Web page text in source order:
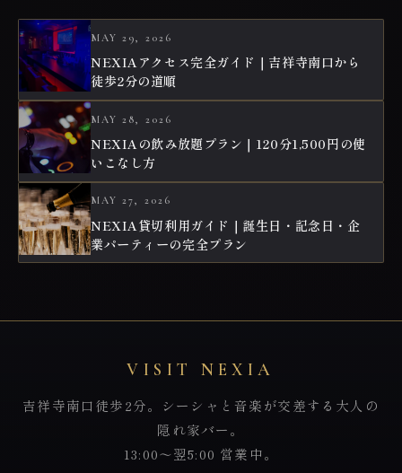
MAY 29, 2026
NEXIAアクセス完全ガイド｜吉祥寺南口から
徒歩2分の道順
MAY 28, 2026
NEXIAの飲み放題プラン｜120分1,500円の使
いこなし方
MAY 27, 2026
NEXIA貸切利用ガイド｜誕生日・記念日・企
業パーティーの完全プラン
VISIT NEXIA
吉祥寺南口徒歩2分。シーシャと音楽が交差する大人の
隠れ家バー。
13:00〜翌5:00 営業中。